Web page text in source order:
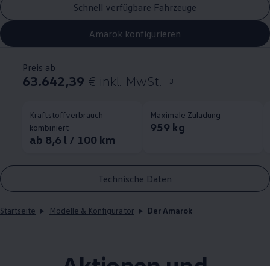
Schnell verfügbare Fahrzeuge
Amarok konfigurieren
Preis ab
63.642,39 € inkl. MwSt. 3
Kraftstoffverbrauch
kombiniert
ab 8,6 l / 100 km
Maximale Zuladung
959 kg
Technische Daten
Startseite Modelle & Konfigurator Der Amarok